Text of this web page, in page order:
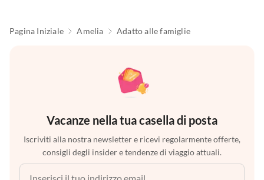
Pagina Iniziale Amelia Adatto alle famiglie
Vacanze nella tua casella di posta
Iscriviti alla nostra newsletter e ricevi regolarmente offerte,
consigli degli insider e tendenze di viaggio attuali.